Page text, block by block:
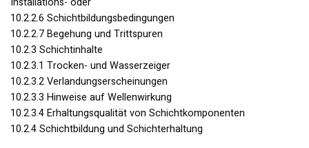
10.2.2.6 Schichtbildungsbedingungen
10.2.2.7 Begehung und Trittspuren
10.2.3 Schichtinhalte
10.2.3.1 Trocken- und Wasserzeiger
10.2.3.2 Verlandungserscheinungen
10.2.3.3 Hinweise auf Wellenwirkung
10.2.3.4 Erhaltungsqualität von Schichtkomponenten
10.2.4 Schichtbildung und Schichterhaltung